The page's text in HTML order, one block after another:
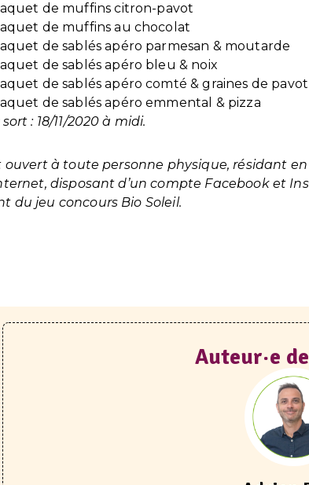
de muffins citron-pavot
de muffins au chocolat
de sablés apéro parmesan & moutarde
de sablés apéro bleu & noix
de sablés apéro comté & graines de pavot
de sablés apéro emmental & pizza
: 18/11/2020 à midi.
ouvert à toute personne physique, résidant
disposant d’un compte Facebook et
du jeu concours Bio Soleil.
Auteur·e